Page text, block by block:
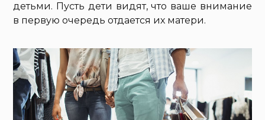
детьми. Пусть дети видят, что ваше внимание
в первую очередь отдается их матери.